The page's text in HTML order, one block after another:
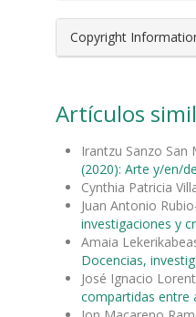
Copyright
Artículos
Irantzu Sanzo San
(2020): Arte y/en/
Cynthia Patricia
Juan Antonio
investigaciones y
Amaia
Docencias,
José Ignacio
compartidas entre